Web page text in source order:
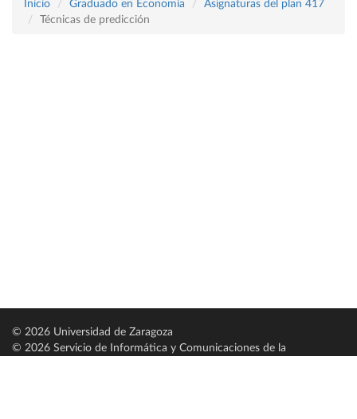
Inicio Graduado en Economía
Asignaturas del plan 417
Técnicas de predicción
© 2026 Universidad de Zaragoza
© 2026 Servicio de Informática y Comunicaciones de la